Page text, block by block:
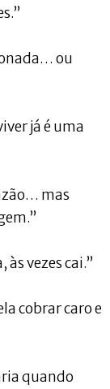
ou
já é uma
mas
às vezes cai.”
cobrar caro e
quando